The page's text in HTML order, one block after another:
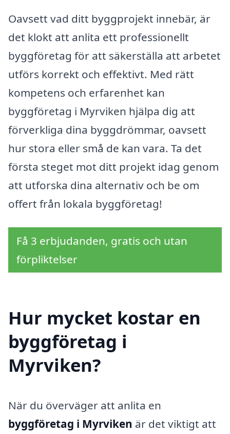
Oavsett vad ditt byggprojekt innebär, är
det klokt att anlita ett professionellt
byggföretag för att säkerställa att arbetet
utförs korrekt och effektivt. Med rätt
kompetens och erfarenhet kan
byggföretag i Myrviken hjälpa dig att
förverkliga dina byggdrömmar, oavsett
hur stora eller små de kan vara. Ta det
första steget mot ditt projekt idag genom
att utforska dina alternativ och be om
offert från lokala byggföretag!
Få 3 erbjudanden, gratis och utan
förpliktelser
Hur mycket kostar en
byggföretag i
Myrviken?
När du överväger att anlita en
byggföretag i Myrviken är det viktigt att